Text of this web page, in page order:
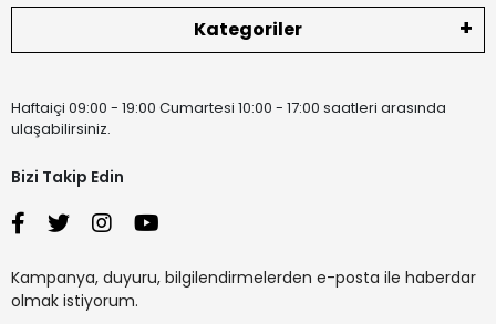
Kategoriler
Haftaiçi 09:00 - 19:00 Cumartesi 10:00 - 17:00 saatleri arasında
ulaşabilirsiniz.
Bizi Takip Edin
Kampanya, duyuru, bilgilendirmelerden e-posta ile haberdar
olmak istiyorum.